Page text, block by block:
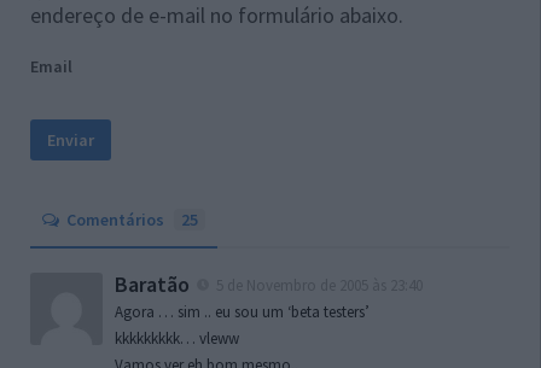
endereço de e-mail no formulário abaixo.
Email
Comentários 25
Baratão
Agora … sim .. eu sou um ‘beta testers’
kkkkkkkkk… vleww